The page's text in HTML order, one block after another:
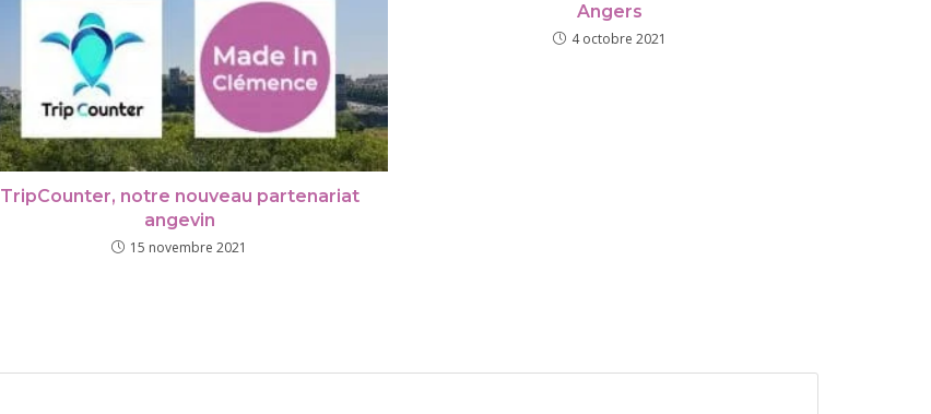
TripCounter, notre nouveau partenariat
angevin
15 novembre 2021
Angers
4 octobre 2021